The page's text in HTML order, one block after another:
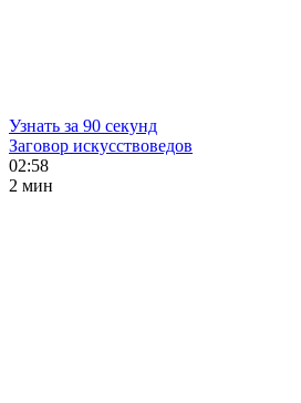
Узнать за 90 секунд
Заговор искусствоведов
02:58
2 мин